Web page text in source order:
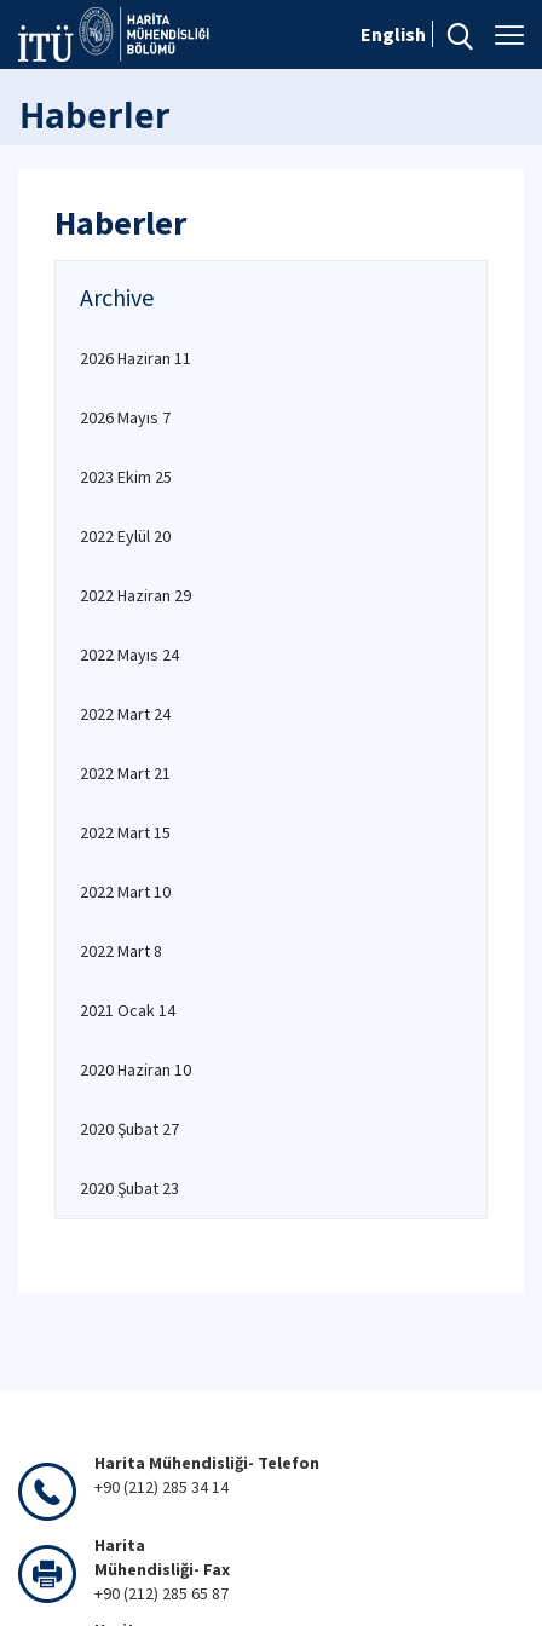
English
Haberler
Haberler
Archive
2026 Haziran 11
2026 Mayıs 7
2023 Ekim 25
2022 Eylül 20
2022 Haziran 29
2022 Mayıs 24
2022 Mart 24
2022 Mart 21
2022 Mart 15
2022 Mart 10
2022 Mart 8
2021 Ocak 14
2020 Haziran 10
2020 Şubat 27
2020 Şubat 23
Harita Mühendisliği- Telefon
+90 (212) 285 34 14
Harita
Mühendisliği- Fax
+90 (212) 285 65 87